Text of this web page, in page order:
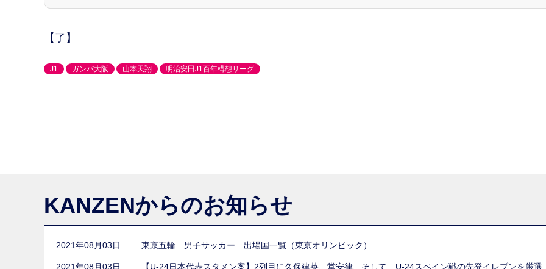
【了】
J1 ガンバ大阪 山本天翔 明治安田J1百年構想リーグ
KANZENからのお知らせ
2021年08月03日 東京五輪 男子サッカー 出場国一覧（東京オリンピック）
2021年08月03日 【U-24日本代表スタメン案】2列目に久保建英、堂安律、そして…U-24スペイン戦の先発イレブンを厳